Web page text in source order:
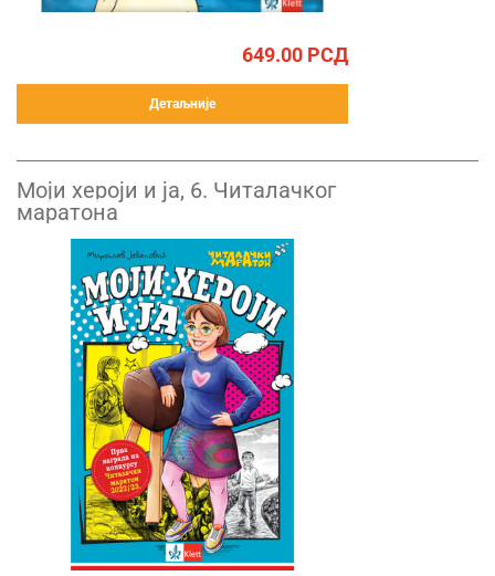
649.00 РСД
Детаљније
Моји хероји и ја, 6. Читалачког
маратона